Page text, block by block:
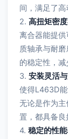
间，满足了高
2. 高扭矩密
离合器能提
质轴承与耐
的稳定性，减
3. 安装灵活
使得L463D能
无论是作为
置，都具备良
4. 稳定的性